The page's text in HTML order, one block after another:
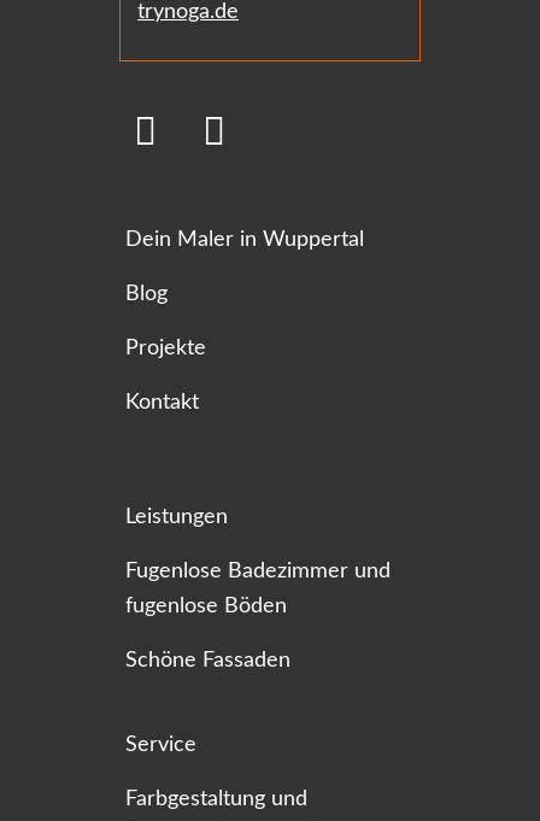
trynoga.de
Dein Maler in Wuppertal
Blog
Projekte
Kontakt
Leistungen
Fugenlose Badezimmer und
fugenlose Böden
Schöne Fassaden
Service
Farbgestaltung und